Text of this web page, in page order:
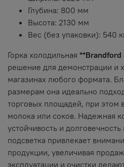
Глубина: 800 мм
Высота: 2130 мм
Вес (без упаковки): 540
Горка холодильная **Brandford
решение для демонстрации и
магазинах любого формата.
размерам она идеально
торговых площадей, при этом
молока или соков. Надежная
устойчивость и
подсветка привлекает
продукции, увеличивая
эксплуатации и очистки